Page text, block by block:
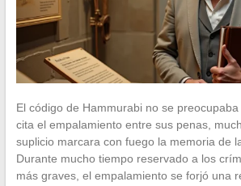
El código de Hammurabi no se
cita el empalamiento entre sus penas,
suplicio marcara con fuego la memoria de
Durante mucho tiempo reservado a los
más graves, el empalamiento se forjó una